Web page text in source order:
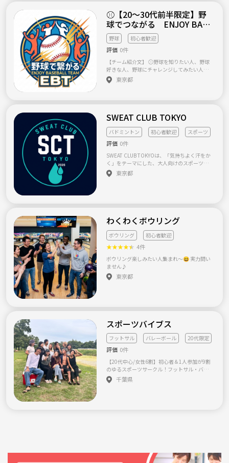
ツを楽しみたい方 ・普段とは違う業界や価値
観の人と話してみたい方 ・新しい趣味や体験
に挑戦したい方 ・一人でも参加しやすいイベ
ントを探している方 ・堅すぎず、ゆるく交流
できるコミュニティを探している方 ⸻ 【参
加にあたって】 皆さんが安心して楽しめるコ
加はご遠慮ください。 ・宗教、ネットワーク
ビジネス、投資商品等への勧誘 ・自身のイベ
ントやサービスへの営業、集客 ・ナンパや恋
ニティ運営にご協力をお願いします。 ⸻
【最後に】 ここまで読んでいただき、ありが
とうございます。 このサークルは、誰でも気
軽に参加でき、新しい人とのつながりが自然に
生まれる場所を目指しています。 参加者の多
くが一人で参加されるため、「知り合いがい
ないから不安」という方もご安心ください。
主催側でも、できるだけ会話しやすい雰囲気
づくりを心掛けています。 堅苦しいサークル
⚾️【20～30代前半限定】野
球でつながる ENJOY BASE
BALL TEAM 【EBT】 ✨
野球 初心者歓迎
評価 0件
【チーム紹介文】 ⚾野球を知りたい人、野球
好きな人、野球にチャレンジしてみたい人、
野球観戦してみたい人——みんな大歓迎の野球
チームです。 野球経験ゼロでもOK、女の子も
ません。一緒に楽しい場所を、みんなで作っ
ていきましょう💫 練習会だけでなく、試合や
バッティングセンター、観戦なども通じて、
野球を通して仲を深めていきたいと思ってい
ます⚾📺 単発参加OK（この日だけの参加でも
問題ありません）、 他の草野球チームに所属
している方の掛け持ち参加もOKです🤝 経験者
の方は、全体のレベルに合わせていただける
と助かります。 まずは野球を"楽しむこと"か
休日に練習・試合 ・バッティングセンターで
の活動もあり ・プロ野球・アマ野球の観戦 ・
活動後はご飯やお酒での交流 【対象】 20代〜
30代前半 / 男女不問 / 経験不問/学生不可 【参
掛け持ちOK
東京都
SWEAT CLUB TOKYO
バドミントン 初心者歓迎 スポーツ
評価 0件
SWEAT CLUB TOKYOは、「気持ちよく汗をか
く」をテーマにした、大人向けのスポーツコ
ミュニティです！ 現在はバドミントンをメイ
ンに活動しています。 経験者だけでなく初心
います。 一緒に気持ちのいい汗を流しましょ
う！
東京都
わくわくボウリング
ボウリング 初心者歓迎
★★★★★ 4件
ボウリング楽しみたい人集まれ〜😆 実力問い
ません♪
東京都
スポーツバイブス
フットサル バレーボール 20代限定
評価 0件
【20代中心/女性6割】初心者＆1人参加が9割
のゆるスポーツサークル！フットサル・バレ
ーボールで楽しく体動かしませんか？✨ ご覧
いただきありがとうございます！ 20代の同世
に自信がないけど大丈夫かな…」 そんな不安
がある方も、どうぞ安心して遊びに来てくだ
千葉県